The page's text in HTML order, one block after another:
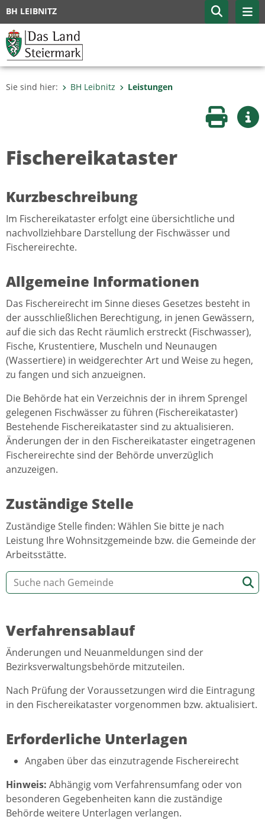
BH LEIBNITZ
Sie sind hier: BH Leibnitz Leistungen
Seite
Fischereikataster
Kurzbeschreibung
Im Fischereikataster erfolgt eine übersichtliche und
nachvollziehbare Darstellung der Fischwässer und
Fischereirechte.
Allgemeine Informationen
Das Fischereirecht im Sinne dieses Gesetzes besteht in
der ausschließlichen Berechtigung, in jenen Gewässern,
auf die sich das Recht räumlich erstreckt (Fischwasser),
Fische, Krustentiere, Muscheln und Neunaugen
(Wassertiere) in weidgerechter Art und Weise zu hegen,
zu fangen und sich anzueignen.
Die Behörde hat ein Verzeichnis der in ihrem Sprengel
gelegenen Fischwässer zu führen (Fischereikataster)
Bestehende Fischereikataster sind zu aktualisieren.
Änderungen der in den Fischereikataster eingetragenen
Fischereirechte sind der Behörde unverzüglich
anzuzeigen.
Zuständige Stelle
Zuständige Stelle finden: Wählen Sie bitte je nach
Leistung Ihre Wohnsitzgemeinde bzw. die Gemeinde der
Arbeitsstätte.
Verfahrensablauf
Änderungen und Neuanmeldungen sind der
Bezirksverwaltungsbehörde mitzuteilen.
Nach Prüfung der Voraussetzungen wird die Eintragung
in den Fischereikataster vorgenommen bzw. aktualisiert.
Erforderliche Unterlagen
Angaben über das einzutragende Fischereirecht
Hinweis: Abhängig vom Verfahrensumfang oder von
besonderen Gegebenheiten kann die zuständige
Behörde weitere Unterlagen verlangen.